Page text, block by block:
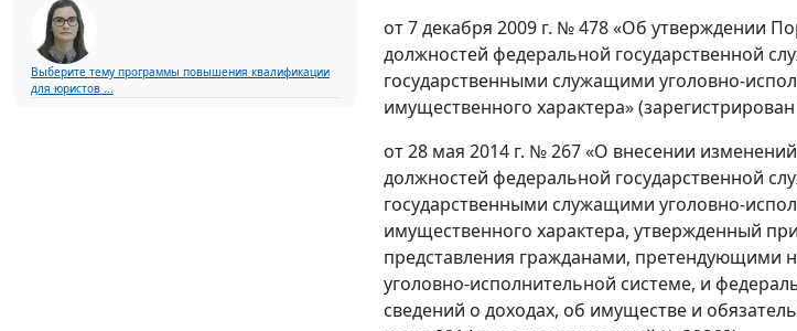
Выберите тему программы повышения квалификации
для юристов ...
от 7 декабря 2009 г. № 478 «Об утверждении
должностей федеральной государственной
государственными служащими уголовно-
имущественного характера»
от 28 мая 2014 г. № 267 «О внесении
должностей федеральной государственной
государственными служащими уголовно-
имущественного характера, утвержденный
представления гражданами, претендующими
уголовно-исполнительной системе, и
сведений о доходах, об имуществе и